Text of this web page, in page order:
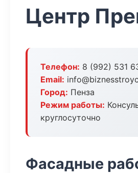
Центр
Телефон: 8 (992) 531
Email:
Город: Пенза
Режим работы:
круглосуточно
Фасадные